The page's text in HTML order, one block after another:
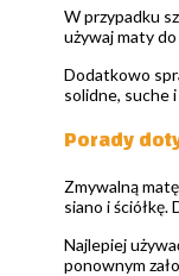
W przypadku
używaj maty
Dodatkowo
solidne, suche
Porady
Zmywalną
siano i
Najlepiej
ponownym